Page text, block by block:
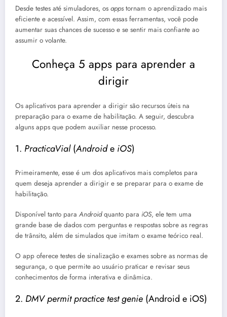
Desde testes até simuladores, os apps tornam o aprendizado mais
eficiente e acessível. Assim, com essas ferramentas, você pode
aumentar suas chances de sucesso e se sentir mais confiante ao
assumir o volante.
Conheça 5 apps para aprender a
dirigir
Os aplicativos para aprender a dirigir são recursos úteis na
preparação para o exame de habilitação. A seguir, descubra
alguns apps que podem auxiliar nesse processo.
1. PracticaVial(Androide iOS)
Primeiramente, esse é um dos aplicativos mais completos para
quem deseja aprender a dirigir e se preparar para o exame de
habilitação.
Disponível tanto para Androidquanto para iOS, ele tem uma
grande base de dados com perguntas e respostas sobre as regras
de trânsito, além de simulados que imitam o exame teórico real.
O app oferece testes de sinalização e exames sobre as normas de
segurança, o que permite ao usuário praticar e revisar seus
conhecimentos de forma interativa e dinâmica.
2. DMV permit practice test genie (Android e iOS)